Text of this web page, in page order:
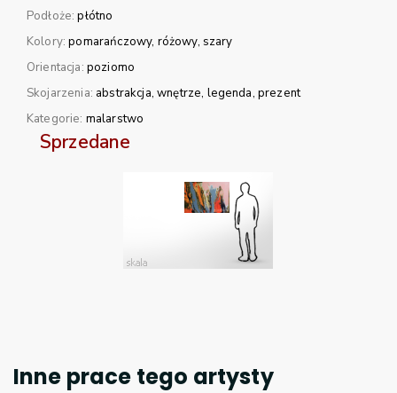
Podłoże:płótno
Kolory:pomarańczowy różowy szary
Orientacja: poziomo
Skojarzenia: abstrakcja wnętrze legenda prezent
Kategorie: malarstwo
Sprzedane
Inne prace tego artysty